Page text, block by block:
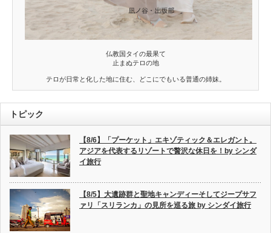
仏教国タイの最果て
止まぬテロの地
テロが日常と化した地に住む、どこにでもいる普通の姉妹。
トピック
【8/6】「プーケット」エキゾティック＆エレガント。
アジアを代表するリゾートで贅沢な休日を！by シンダ
イ旅行
【8/5】大遺跡群と聖地キャンディーそしてジープサフ
ァリ「スリランカ」の見所を巡る旅 by シンダイ旅行